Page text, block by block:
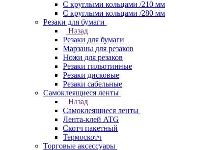
С круглыми кольцами /210 мм
С круглыми кольцами /280 мм
Резаки для бумаги
Назад
Резаки для бумаги
Марзаны для резаков
Ножи для резаков
Резаки гильотинные
Резаки дисковые
Резаки сабельные
Самоклеящиеся ленты
Назад
Самоклеящиеся ленты
Лента-клей ATG
Скотч пакетный
Термоскотч
Торговые аксессуары